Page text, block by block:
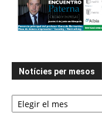
Notícies per mesos
Notícies
per